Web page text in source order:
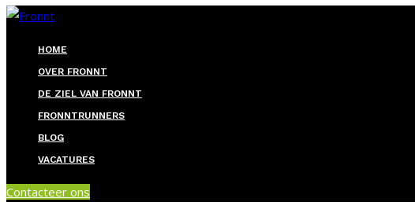
HOME
OVER FRONNT
DE ZIEL VAN FRONNT
FRONNTRUNNERS
BLOG
VACATURES
Contacteer ons